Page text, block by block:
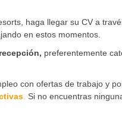
haga llegar su CV a
en estos momentos.
preferentemente
con ofertas de trabajo y
. Si no encuentras